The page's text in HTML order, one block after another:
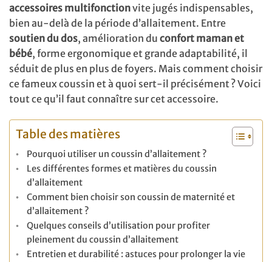
accessoires multifonctionvite jugés indispensables,
bien au-delà de la période d’allaitement. Entre
soutien du dos, amélioration du confort maman et
bébé, forme ergonomique et grande adaptabilité, il
séduit de plus en plus de foyers. Mais comment choisir
ce fameux coussin et à quoi sert-il précisément ? Voici
tout ce qu’il faut connaître sur cet accessoire.
Table des matières
Pourquoi utiliser un coussin d’allaitement ?
Les différentes formes et matières du coussin
d’allaitement
Comment bien choisir son coussin de maternité et
d’allaitement ?
Quelques conseils d’utilisation pour profiter
pleinement du coussin d’allaitement
Entretien et durabilité : astuces pour prolonger la vie